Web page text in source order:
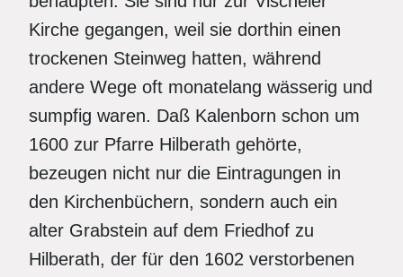
Kirche gegangen, weil sie dorthin einen
trockenen Steinweg hatten, während
andere Wege oft monatelang wässerig und
sumpfig waren. Daß Kalenborn schon um
1600 zur Pfarre Hilberath gehörte,
bezeugen nicht nur die Eintragungen in
den Kirchenbüchern, sondern auch ein
alter Grabstein auf dem Friedhof zu
Hilberath, der für den 1602 verstorbenen